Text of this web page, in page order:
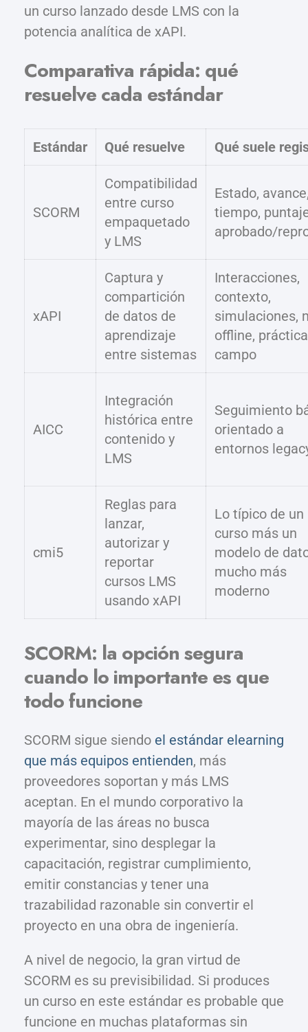
un curso lanzado desde LMS con la
potencia analítica de xAPI.
Comparativa rápida: qué
resuelve cada estándar
Estándar Qué resuelve Qué suele
SCORM
Compatibilidad
entre curso
empaquetado
y LMS
Estado,
tiempo,
aprobado/
xAPI
Captura y
compartición
de datos de
aprendizaje
entre sistemas
Interacciones,
contexto,
simulaciones,
offline,
campo
AICC
Integración
histórica entre
contenido y
LMS
Seguimiento
orientado a
entornos
cmi5
Reglas para
lanzar,
autorizar y
reportar
cursos LMS
usando xAPI
Lo típico de un
curso más un
modelo de
mucho más
moderno
SCORM: la opción segura
cuando lo importante es que
todo funcione
SCORM sigue siendo el estándar elearning
que más equipos entienden, más
proveedores soportan y más LMS
aceptan. En el mundo corporativo la
mayoría de las áreas no busca
experimentar, sino desplegar la
capacitación, registrar cumplimiento,
emitir constancias y tener una
trazabilidad razonable sin convertir el
proyecto en una obra de ingeniería.
A nivel de negocio, la gran virtud de
SCORM es su previsibilidad. Si produces
un curso en este estándar es probable que
funcione en muchas plataformas sin